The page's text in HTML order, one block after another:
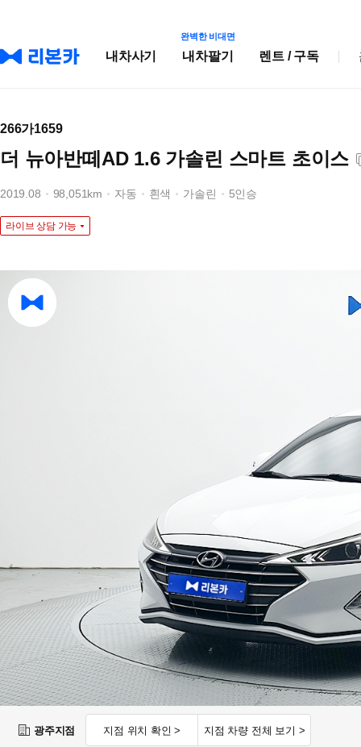
내차사기
완벽한 비대면
내차팔기 렌트 / 구독
266가1659
더 뉴아반떼AD 1.6 가솔린 스마트 초이스
2019.08 98,051km 자동 흰색 가솔린 5인승
라이브 상담 가능
광주지점 지점 위치 확인 > 지점 차량 전체 보기 >